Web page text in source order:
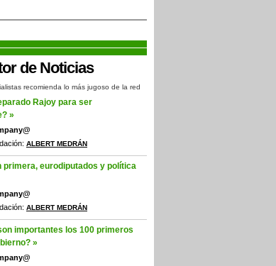
recomienda lo más jugoso de la red
Rajoy para ser
»
ALBERT MEDRÁN
primera, eurodiputados y política
ALBERT MEDRÁN
importantes los 100 primeros
»